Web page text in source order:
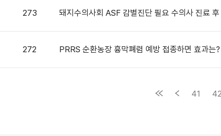
273 돼지수의사회 ASF 감별진단 필요 수의사 진료
272 PRRS 순환농장 흉막폐렴 예방 접종하면 효과는?
41